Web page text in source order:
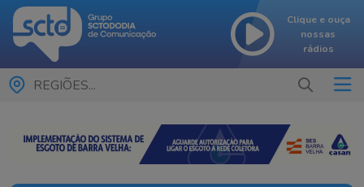
Clique e ouça
nossas
rádios
REGIÕES...